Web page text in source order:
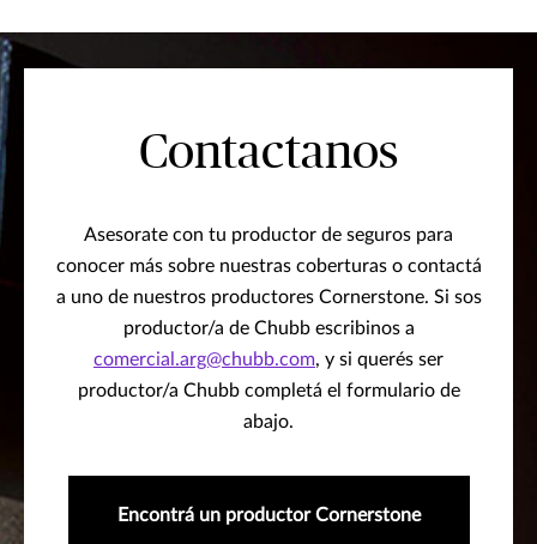
Contactanos
Asesorate con tu productor de seguros para
conocer más sobre nuestras coberturas o contactá
a uno de nuestros productores Cornerstone. Si sos
productor/a de Chubb escribinos a
comercial.arg@chubb.com, y si querés ser
productor/a Chubb completá el formulario de
abajo.
Encontrá un productor Cornerstone